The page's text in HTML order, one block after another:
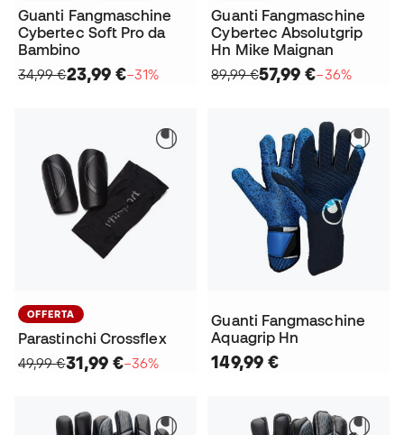
Guanti Fangmaschine
Cybertec Soft Pro da
Bambino
34,99 €23,99 €−31%
Guanti Fangmaschine
Cybertec Absolutgrip
Hn Mike Maignan
89,99 €57,99 €−36%
OFFERTA
Parastinchi Crossflex
49,99 €31,99 €−36%
Guanti Fangmaschine
Aquagrip Hn
149,99 €